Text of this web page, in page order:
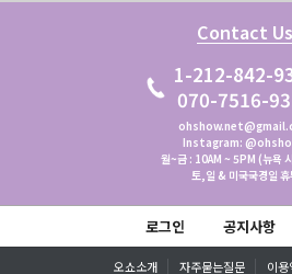
Contact Us
1-212-842-
070-7516-
Instagram:
월~금 : 10AM ~ 5PM (뉴욕
토,일 & 미국국경일 휴
로그인 공지사항
오쇼소개 자주묻는질문 이